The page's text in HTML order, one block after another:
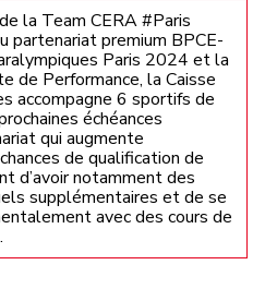
la Team CERA #Paris
partenariat premium BPCE-
Paris 2024 et la
de Performance, la Caisse
accompagne 6 sportifs de
échéances
qui augmente
de qualification de
d’avoir notamment des
supplémentaires et de se
avec des cours de